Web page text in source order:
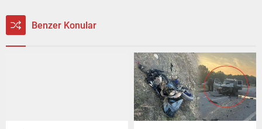
Benzer Konular